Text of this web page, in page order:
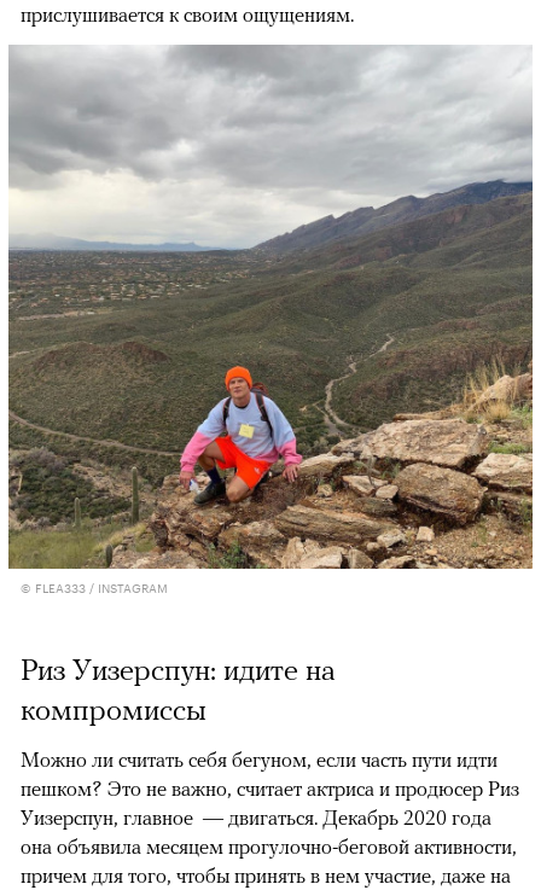
прислушивается к своим ощущениям.
© FLEA333 / INSTAGRAM
Риз Уизерспун: идите на
компромиссы
Можно ли считать себя бегуном, если часть пути идти
пешком? Это не важно, считает актриса и продюсер Риз
Уизерспун, главное — двигаться. Декабрь 2020 года
она объявила месяцем прогулочно-беговой активности,
причем для того, чтобы принять в нем участие, даже на